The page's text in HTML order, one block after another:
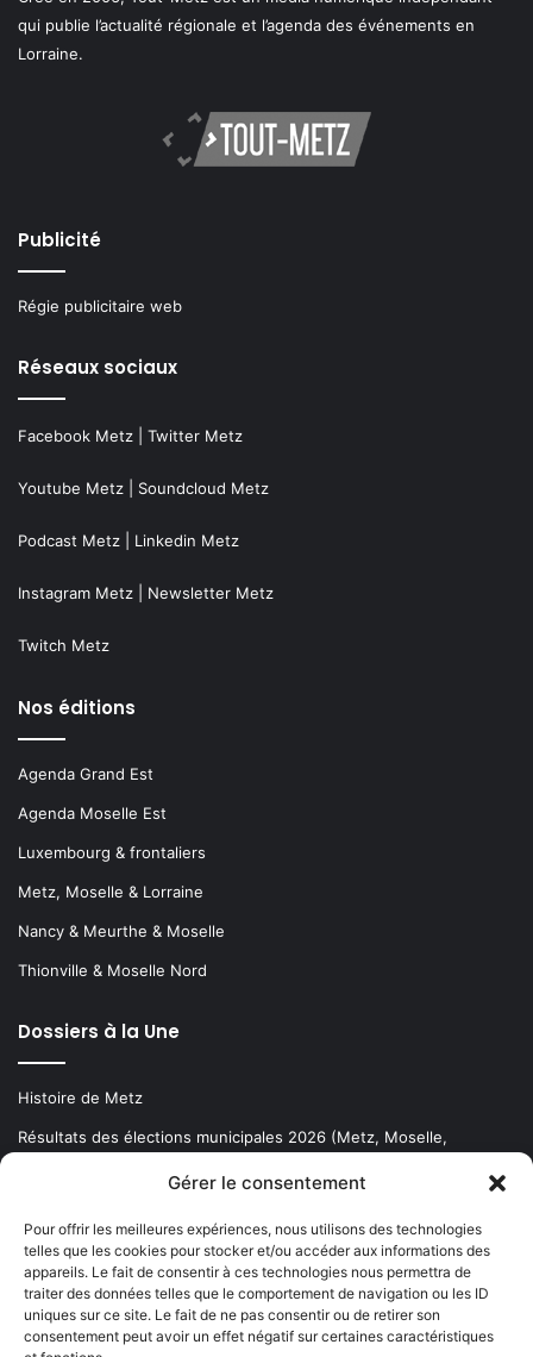
Gérer le consentement
Pour offrir les meilleures expériences, nous utilisons des technologies
telles que les cookies pour stocker et/ou accéder aux informations des
appareils. Le fait de consentir à ces technologies nous permettra de
traiter des données telles que le comportement de navigation ou les ID
uniques sur ce site. Le fait de ne pas consentir ou de retirer son
consentement peut avoir un effet négatif sur certaines caractéristiques
qui publie l’actualité régionale et l’agenda des événements en
Lorraine.
Publicité
Régie publicitaire web
Réseaux sociaux
Facebook Metz Twitter Metz
Youtube Metz Soundcloud Metz
Podcast Metz Linkedin Metz
Instagram Metz Newsletter Metz
Twitch Metz
Nos éditions
Agenda Grand Est
Agenda Moselle Est
Luxembourg & frontaliers
Metz, Moselle & Lorraine
Nancy & Meurthe & Moselle
Thionville & Moselle Nord
Dossiers à la Une
Histoire de Metz
Résultats des élections municipales 2026 (Metz, Moselle,
Newsletter gratuite